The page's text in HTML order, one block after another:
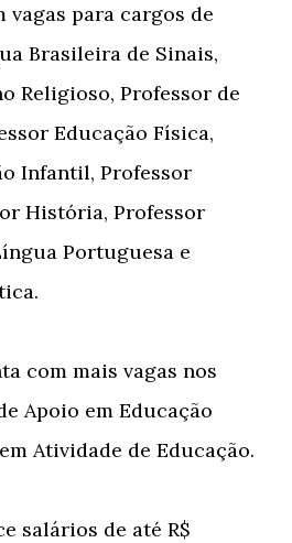
vagas para cargos de
Brasileira de Sinais,
Religioso, Professor de
Educação Física,
Infantil, Professor
História, Professor
Portuguesa e
com mais vagas nos
Apoio em Educação
Atividade de Educação.
salários de até R$